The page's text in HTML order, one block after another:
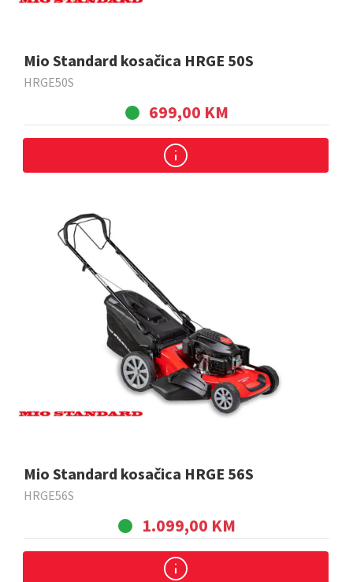
Mio Standard kosačica HRGE 50S
HRGE50S
699,00 KM
Mio Standard kosačica HRGE 56S
HRGE56S
1.099,00 KM